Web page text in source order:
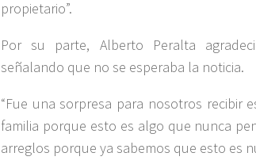
propietario”.
Por su parte, Alberto Peralta
señalando que no se esperaba la noticia.
“Fue una sorpresa para nosotros recibir
familia porque esto es algo que nunca
arreglos porque ya sabemos que esto es